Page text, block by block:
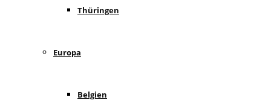
Thüringen
Europa
Belgien